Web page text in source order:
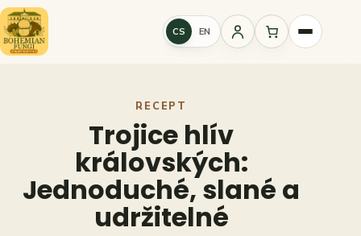
Přeskočit
na
obsah
CS EN
Přihlášení
RECEPT
Trojice hlív
královských:
Jednoduché, slané a
udržitelné